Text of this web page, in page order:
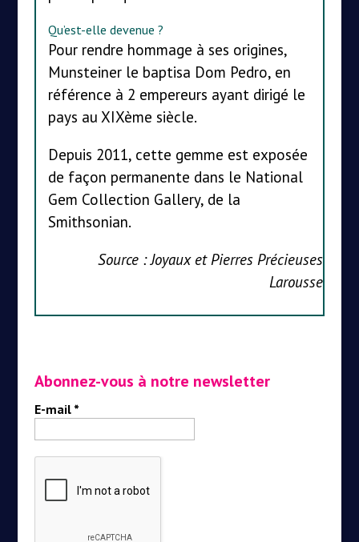
Qu’est-elle devenue ?
Pour rendre hommage à ses origines,
Munsteiner le baptisa Dom Pedro, en
référence à 2 empereurs ayant dirigé le
pays au XIXème siècle.
Depuis 2011, cette gemme est exposée
de façon permanente dans le National
Gem Collection Gallery, de la
Smithsonian.
Source : Joyaux et Pierres Précieuses
Larousse
Abonnez-vous à notre newsletter
E-mail *